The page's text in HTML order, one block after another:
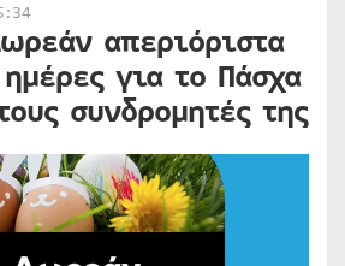
απεριόριστα
για το Πάσχα
συνδρομητές της